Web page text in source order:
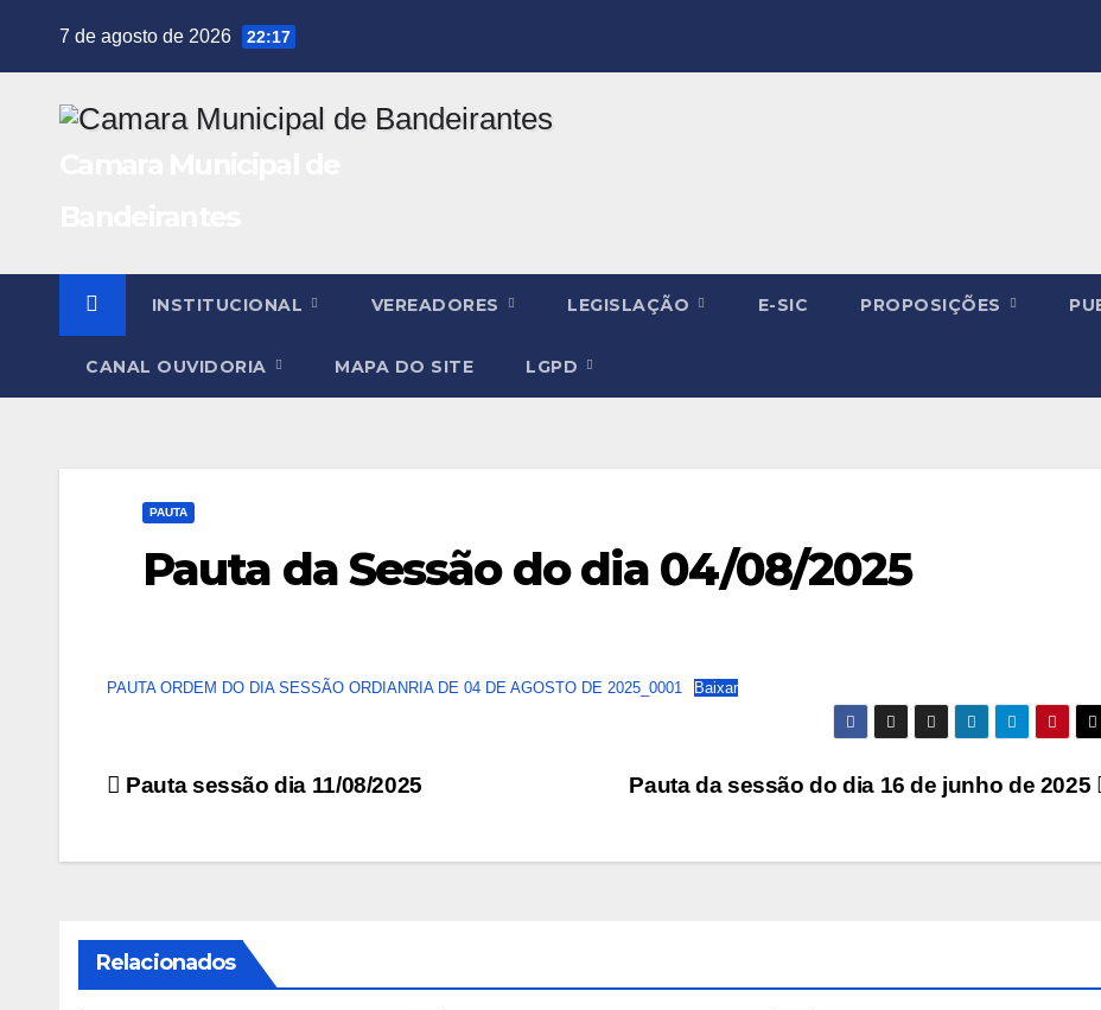
7 de agosto de 2026 22:17
INSTITUCIONAL VEREADORES LEGISLAÇÃO E-SIC PROPOSIÇÕES
CANAL OUVIDORIA MAPA DO SITE LGPD
PAUTA
Pauta da Sessão do dia 04/08/2025
PAUTA ORDEM DO DIA SESSÃO ORDIANRIA DE 04 DE AGOSTO DE 2025_0001 Baixar
Navegação
Pauta da sessão do dia 16 de junho de 2025
Pauta sessão dia 11/08/2025
Relacionados